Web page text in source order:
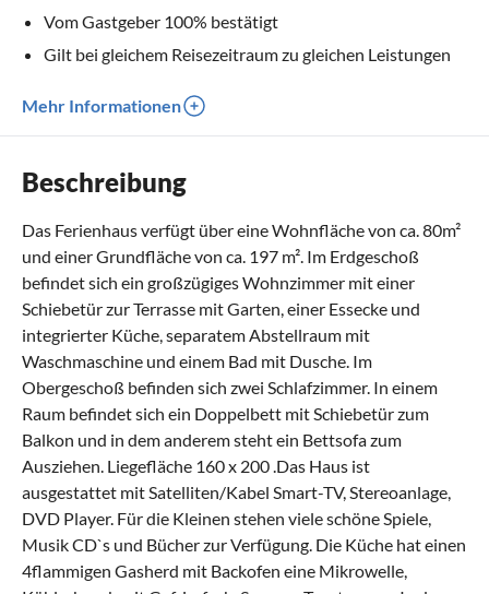
Vom Gastgeber 100% bestätigt
Gilt bei gleichem Reisezeitraum zu gleichen Leistungen
Mehr Informationen
Beschreibung
Das Ferienhaus verfügt über eine Wohnfläche von ca. 80m²
und einer Grundfläche von ca. 197 m². Im Erdgeschoß
befindet sich ein großzügiges Wohnzimmer mit einer
Schiebetür zur Terrasse mit Garten, einer Essecke und
integrierter Küche, separatem Abstellraum mit
Waschmaschine und einem Bad mit Dusche. Im
Obergeschoß befinden sich zwei Schlafzimmer. In einem
Raum befindet sich ein Doppelbett mit Schiebetür zum
Balkon und in dem anderem steht ein Bettsofa zum
Ausziehen. Liegefläche 160 x 200 .Das Haus ist
ausgestattet mit Satelliten/Kabel Smart-TV, Stereoanlage,
DVD Player. Für die Kleinen stehen viele schöne Spiele,
Musik CD`s und Bücher zur Verfügung. Die Küche hat einen
4flammigen Gasherd mit Backofen eine Mikrowelle,